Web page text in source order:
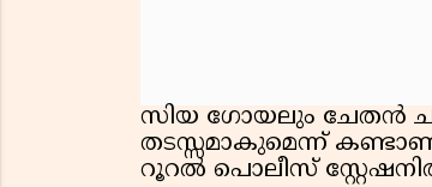
സിയ ഗോയലും ചേതൻ
തടസ്സമാകുമെന്ന്
റൂറൽ പൊലീസ്